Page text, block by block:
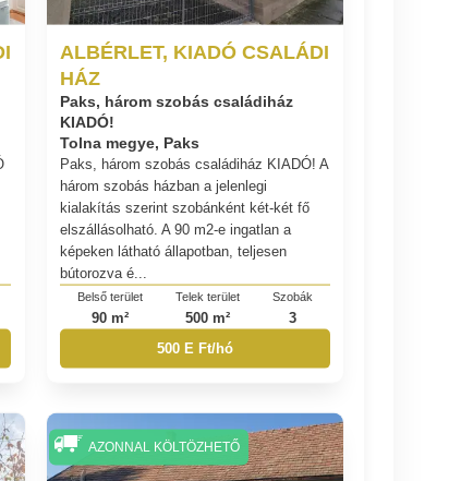
ALBÉRLET, KIADÓ CSALÁDI
HÁZ
Paks, három szobás családiház
KIADÓ!
Tolna megye, Paks
Paks, három szobás családiház KIADÓ! A
három szobás házban a jelenlegi
kialakítás szerint szobánként két-két fő
elszállásolható. A 90 m2-e ingatlan a
képeken látható állapotban, teljesen
bútorozva é...
Belső terület
90 m²
Telek terület
500 m²
Szobák
3
500 E Ft/hó
AZONNAL KÖLTÖZHETŐ